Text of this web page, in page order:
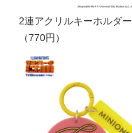
2連アクリルキーホルダー
（770円）